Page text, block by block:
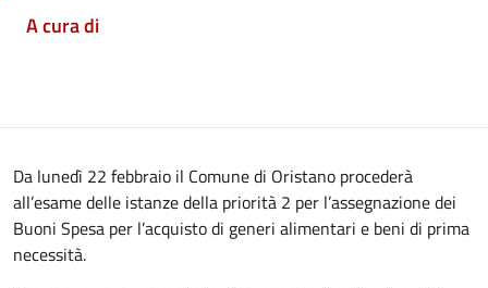
A cura di
Da lunedì 22 febbraio il Comune di Oristano procederà
all’esame delle istanze della priorità 2 per l’assegnazione dei
Buoni Spesa per l’acquisto di generi alimentari e beni di prima
necessità.